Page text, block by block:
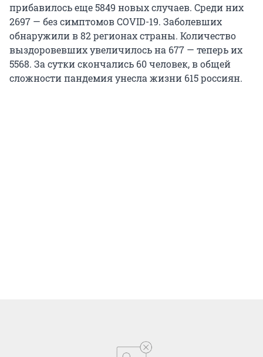
прибавилось еще 5849 новых случаев. Среди них
2697 — без симптомов COVID-19. Заболевших
обнаружили в 82 регионах страны. Количество
выздоровевших увеличилось на 677 — теперь их
5568. За сутки скончались 60 человек, в общей
сложности пандемия унесла жизни 615 россиян.